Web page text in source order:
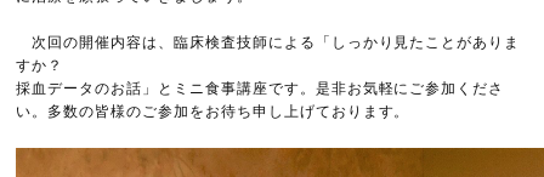
次回の開催内容は、臨床検査技師による「しっかり見たことがありま
すか？
採血データのお話」とミニ食事講座です。是非お気軽にご参加くださ
い。多数の皆様のご参加をお待ち申し上げております。